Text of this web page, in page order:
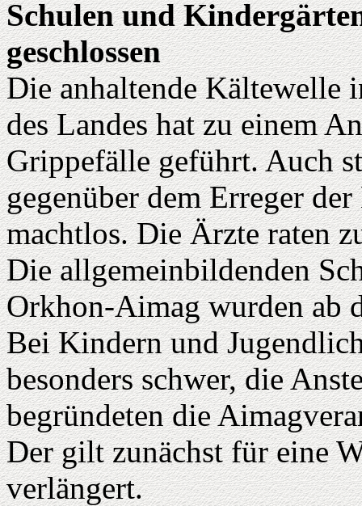
Schulen und
geschlossen
Die anhaltende Kältewelle
des Landes hat zu einem
Grippefälle geführt. Auch
gegenüber dem Erreger
machtlos. Die Ärzte raten
Die allgemeinbildenden
Orkhon-Aimag wurden ab
Bei Kindern und
besonders schwer, die
begründeten die
Der gilt zunächst für eine
verlängert.